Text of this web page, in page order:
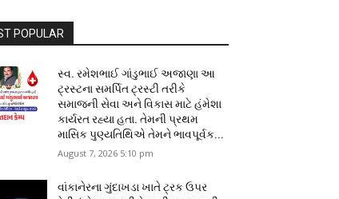
POPULAR
સ્વ. રમેશભાઈ ગાંડુભાઈ અજાણા આ
ટ્રસ્ટના સમર્પિત ટ્રસ્ટી તરીકે
સમાજની સેવા અને વિકાસ માટે હંમેશા
કાર્યરત રહ્યા હતા. તેમની પ્રથમ
માસિક પુણ્યતિથિએ તેમને ભાવપૂર્વક...
August 7, 2026 5:10 pm
વાંકાનેરના ગુંદાખડા ખાતે ટ્રક ઉપર